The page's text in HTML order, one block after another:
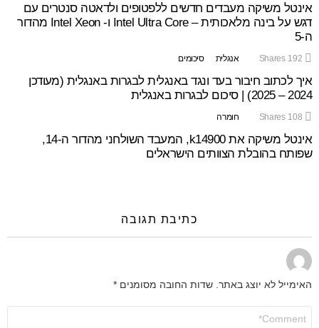
אינטל משיקה מעבדים חדשים ללפטופים ולדאטה סנטרים עם
דגש על בינה מלאכותית – Intel Ultra Core ו- Intel Xeon מהדור
ה-5
192
Shares אנגלית סיכומים
איך לכתוב חיבור בעד ונגד באנגלית לבגרות באנגלית (מעודכן
2024 – 2025) | סיכום לבגרות באנגלית
108
Shares חומרה
אינטל משיקה את k14900, המעבד השולחני מהדור ה-14,
שפותח בהובלת הצוותים הישראלים
כתיבת תגובה
האימייל לא יוצג באתר. שדות החובה מסומנים *
שלך